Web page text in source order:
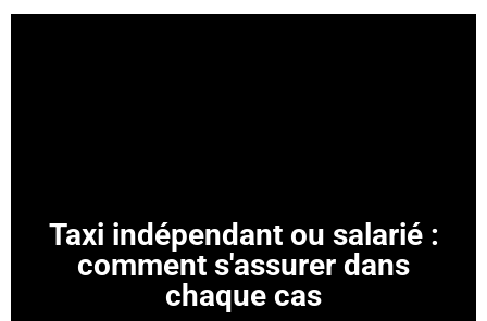
Taxi indépendant ou salarié :
comment s'assurer dans
chaque cas